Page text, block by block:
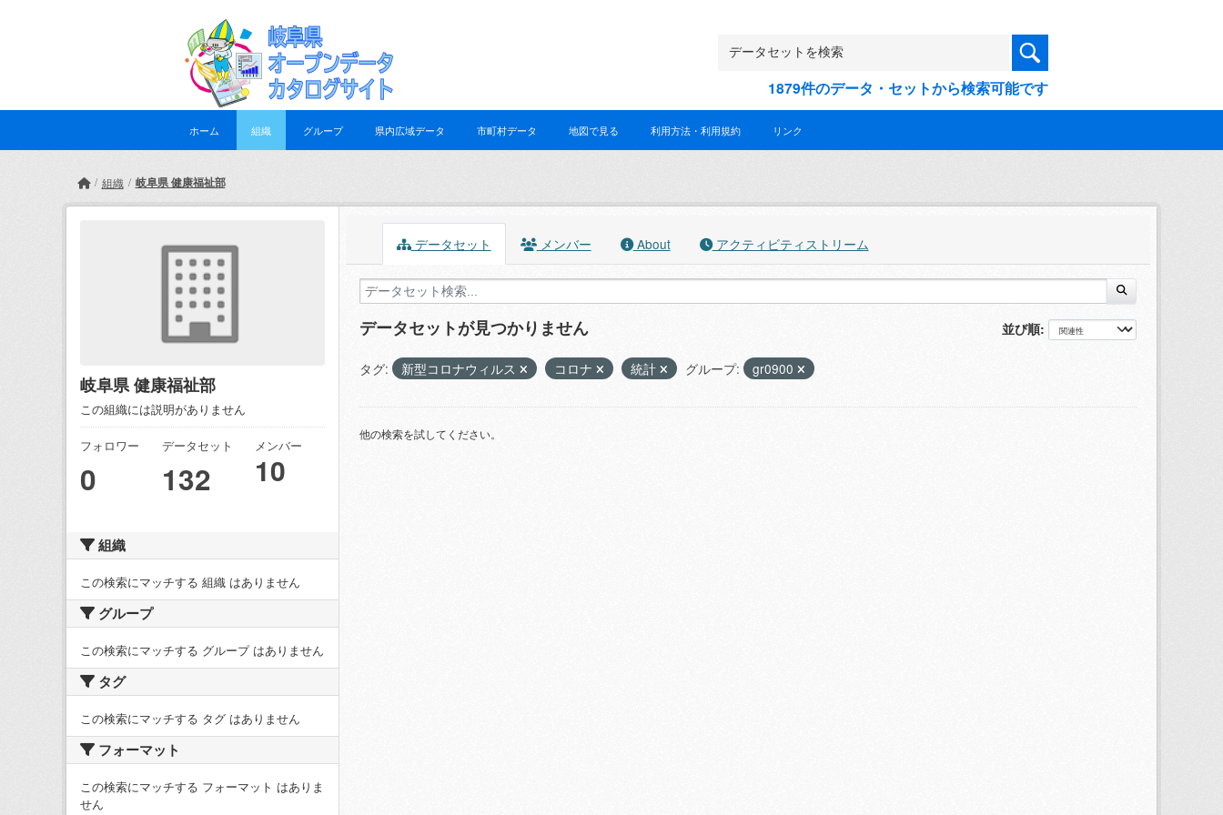
1879件のデータ・セットから検索可能です
ホーム 組織 グループ 県内広域データ 市町村データ 地図で見る 利用方法・利用規約 リンク
組織 岐阜県 健康福祉部
岐阜県 健康福祉部
この組織には説明がありません
フォロワー
0
データセット
132
メンバー
10
組織
この検索にマッチする 組織 はありません
グループ
この検索にマッチする グループ はありません
タグ
この検索にマッチする タグ はありません
フォーマット
この検索にマッチする フォーマット はありま
せん
データセット メンバー About アクティビティストリーム
並び順
データセットが見つかりません
タグ: 新型コロナウィルス コロナ 統計 グループ: gr0900
他の検索を試してください。